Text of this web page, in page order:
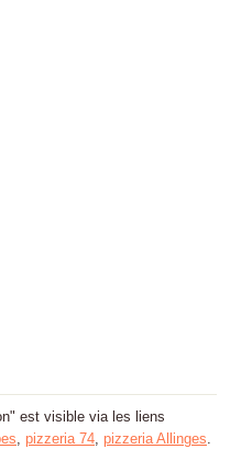
est visible via les liens
, pizzeria 74, pizzeria Allinges.